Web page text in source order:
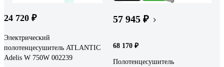
24 720 ₽
Электрический
полотенцесушитель ATLANTIC
Adelis W 750W 002239
57 945 ₽
68 170 ₽
Полотенцесушитель